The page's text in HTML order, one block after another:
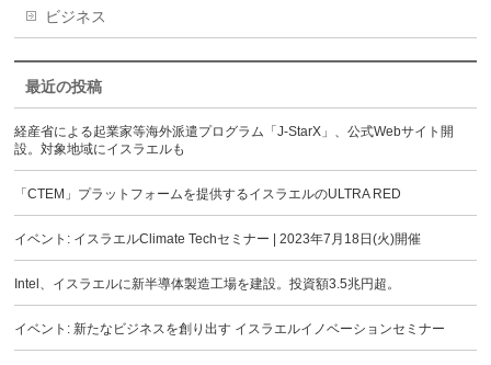
ビジネス
最近の投稿
経産省による起業家等海外派遣プログラム「J-StarX」、公式Webサイト開
設。対象地域にイスラエルも
「CTEM」プラットフォームを提供するイスラエルのULTRA RED
イベント: イスラエルClimate Techセミナー | 2023年7月18日(火)開催
Intel、イスラエルに新半導体製造工場を建設。投資額3.5兆円超。
イベント: 新たなビジネスを創り出す イスラエルイノベーションセミナー